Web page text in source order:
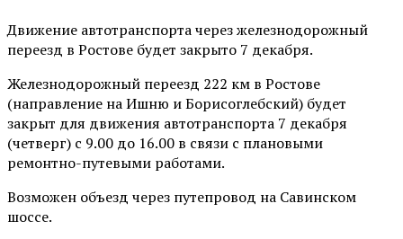
Движение автотранспорта через железнодорожный
переезд в Ростове будет закрыто 7 декабря.
Железнодорожный переезд 222 км в Ростове
(направление на Ишню и Борисоглебский) будет
закрыт для движения автотранспорта 7 декабря
(четверг) с 9.00 до 16.00 в связи с плановыми
ремонтно-путевыми работами.
Возможен объезд через путепровод на Савинском
шоссе.